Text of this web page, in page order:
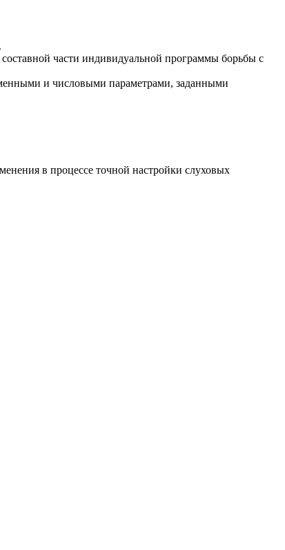
части индивидуальной программы борьбы с
и числовыми параметрами, заданными
в процессе точной настройки слуховых